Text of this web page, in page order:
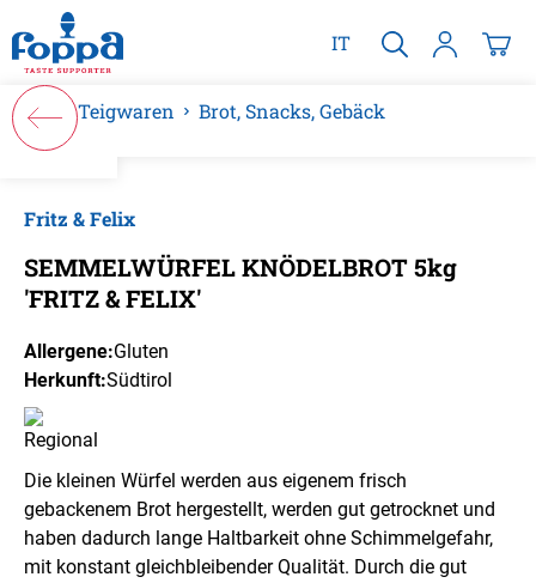
springen
IT
Teigwaren Brot, Snacks, Gebäck
Fritz & Felix
SEMMELWÜRFEL KNÖDELBROT 5kg
'FRITZ & FELIX'
Allergene:Gluten
Herkunft:Südtirol
Die kleinen Würfel werden aus eigenem frisch
gebackenem Brot hergestellt, werden gut getrocknet und
haben dadurch lange Haltbarkeit ohne Schimmelgefahr,
mit konstant gleichbleibender Qualität. Durch die gut